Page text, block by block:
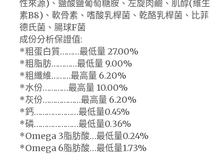
性來源)、鹽酸鹽葡萄糖胺、左旋肉鹼、肌醇(維生
素B8)、軟骨素、嗜酸乳桿菌、乾酪乳桿菌、比菲
德氏菌、腸球F菌
成份分析保證值:
*粗蛋白質………最低量 27.00%
*粗脂肪…………最低量 9.00%
*粗纖維………最高量 6.20%
*水份…………最高量 10.00%
*灰份………………最高量 6.20%
*鈣…………………最低量0.45%
*磷…………………最低量0.36%
*Omega 3脂肪酸…最低量0.24%
*Omega 6脂肪酸…最低量1.73%